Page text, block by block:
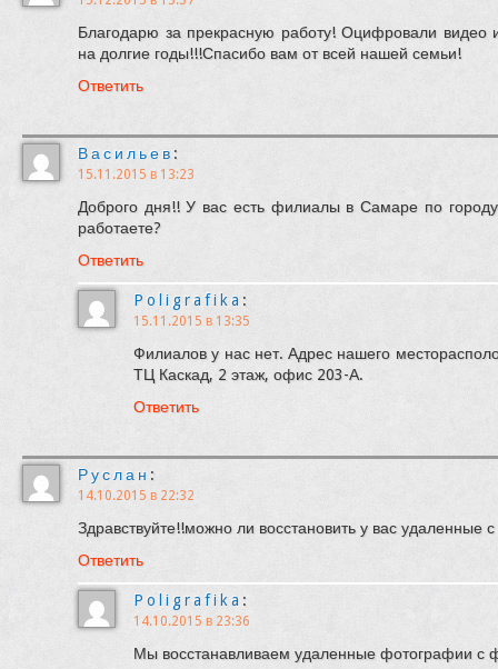
Благодарю за прекрасную работу! Оцифровали видео
на долгие годы!!!Спасибо вам от всей нашей семьи!
Ответить
Васильев :
15.11.2015 в 13:23
Доброго дня!! У вас есть филиалы в Самаре по
работаете?
Ответить
Poligrafika :
15.11.2015 в 13:35
Филиалов у нас нет. Адрес нашего
ТЦ Каскад, 2 этаж, офис 203-А.
Ответить
Руслан :
14.10.2015 в 22:32
Здравствуйте!!можно ли восстановить у вас удаленные
Ответить
Poligrafika :
14.10.2015 в 23:36
Мы восстанавливаем удаленные фотографии с